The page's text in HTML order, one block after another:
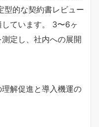
型的な契約書レビュー
ています。 3〜6ヶ
定し、社内への展開
解促進と導入機運の